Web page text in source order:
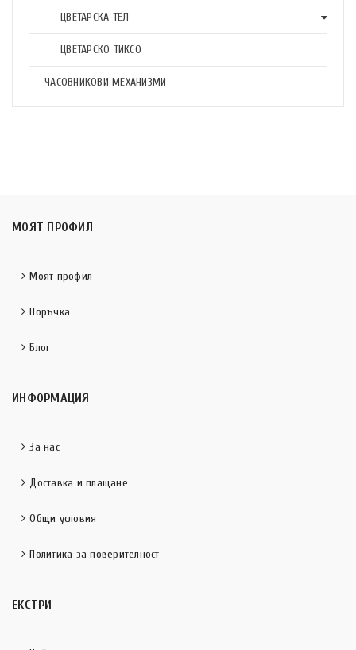
ЦВЕТАРСКА ТЕЛ
ЦВЕТАРСКО ТИКСО
ЧАСОВНИКОВИ МЕХАНИЗМИ
МОЯТ ПРОФИЛ
Моят профил
Поръчка
Блог
ИНФОРМАЦИЯ
За нас
Доставка и плащане
Общи условия
Политика за поверителност
ЕКСТРИ